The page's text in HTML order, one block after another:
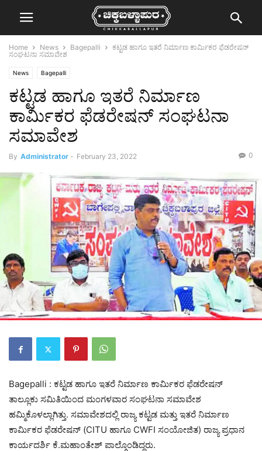
Home News Bagepalli
ಕಟ್ಟಡ ಹಾಗೂ ಇತರೆ ನಿರ್ಮಾಣ ಕಾರ್ಮಿಕರ ಫೆಡರೇಷನ್
ಸಂಘಟನಾ ಸಮಾವೇಶ
News Bagepalli
ಕಟ್ಟಡ ಹಾಗೂ ಇತರೆ ನಿರ್ಮಾಣ
ಕಾರ್ಮಿಕರ ಫೆಡರೇಷನ್ ಸಂಘಟನಾ
ಸಮಾವೇಶ
By Administrator - February 23, 2022 0
Bagepalli : ಕಟ್ಟಡ ಹಾಗೂ ಇತರೆ ನಿರ್ಮಾಣ ಕಾರ್ಮಿಕರ ಫೆಡರೇಷನ್
ತಾಲ್ಲೂಕು ಸಮಿತಿಯಿಂದ ಮಂಗಳವಾರ ಸಂಘಟನಾ ಸಮಾವೇಶ
ಹಮ್ಮಿಕೊಳಲ್ಲಾಗಿತ್ತು. ಸಮಾವೇಶದಲ್ಲಿ ರಾಜ್ಯ ಕಟ್ಟಡ ಮತ್ತು ಇತರೆ ನಿರ್ಮಾಣ
ಕಾರ್ಮಿಕರ ಫೆಡರೇಷನ್ (CITU ಹಾಗೂ CWFI ಸಂಯೋಜಿತ) ರಾಜ್ಯ ಪ್ರಧಾನ
ಕಾರ್ಯದರ್ಶಿ ಕೆ.ಮಹಾಂತೇಶ್ ಪಾಲ್ಗೊಂಡಿದ್ದರು.